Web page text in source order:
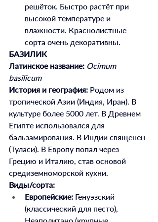
решёток. Быстро растёт при
высокой температуре и
влажности. Краснолистные
сорта очень декоративны.
БАЗИЛИК
Латинское название: Ocimum
basilicum
История и география: Родом из
тропической Азии (Индия, Иран). В
культуре более 5000 лет. В Древнем
Египте использовался для
бальзамирования. В Индии священен
(Туласи). В Европу попал через
Грецию и Италию, став основой
средиземноморской кухни.
Виды/сорта:
Европейские: Генуэзский
(классический для песто),
Неаполитано (крупные